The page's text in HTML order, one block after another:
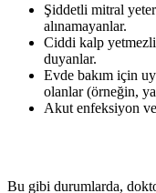
Şiddetli mitral
alınamayanlar.
Ciddi kalp
duyanlar.
Evde bakım için
olanlar (örneğin,
Akut enfeksiyon
Bu gibi durumlarda,